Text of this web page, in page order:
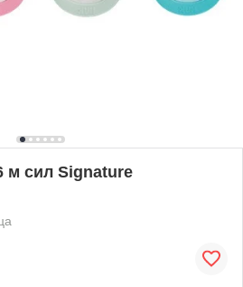
м сил Signature